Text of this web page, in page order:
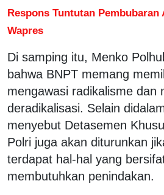
Respons Tuntutan
Wapres
Di samping itu, Menko
bahwa BNPT memang
mengawasi radikalisme dan
deradikalisasi. Selain
menyebut Detasemen
Polri juga akan diturunkan
terdapat hal-hal yang
membutuhkan penindakan.